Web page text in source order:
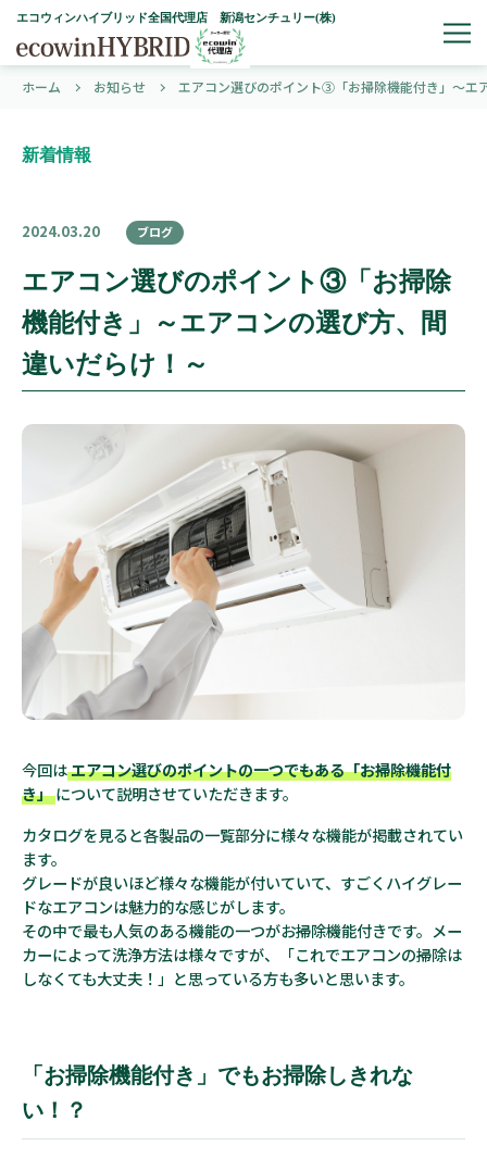
エコウィンハイブリッド全国代理店 新潟センチュリー(株)
ホーム お知らせ エアコン選びのポイント③「お掃除機能付き」～エ
新着情報
2024.03.20 ブログ
エアコン選びのポイント③「お掃除
機能付き」～エアコンの選び方、間
違いだらけ！～
今回はエアコン選びのポイントの一つでもある「お掃除機能付
き」について説明させていただきます。
カタログを見ると各製品の一覧部分に様々な機能が掲載されてい
ます。
グレードが良いほど様々な機能が付いていて、すごくハイグレー
ドなエアコンは魅力的な感じがします。
その中で最も人気のある機能の一つがお掃除機能付きです。メー
カーによって洗浄方法は様々ですが、「これでエアコンの掃除は
しなくても大丈夫！」と思っている方も多いと思います。
「お掃除機能付き」でもお掃除しきれな
い！？